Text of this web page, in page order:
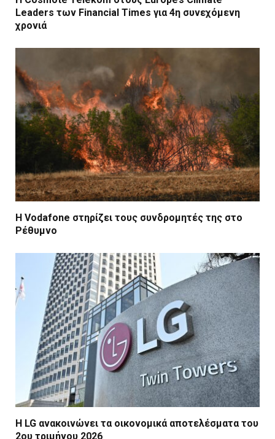
Leaders των Financial Times για 4η συνεχόμενη
χρονιά
Η Vodafone στηρίζει τους συνδρομητές της στο
Ρέθυμνο
Η LG ανακοινώνει τα οικονομικά αποτελέσματα του
2ου τριμήνου 2026